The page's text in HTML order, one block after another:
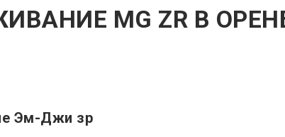
MG ZR В
Эм-Джи зр